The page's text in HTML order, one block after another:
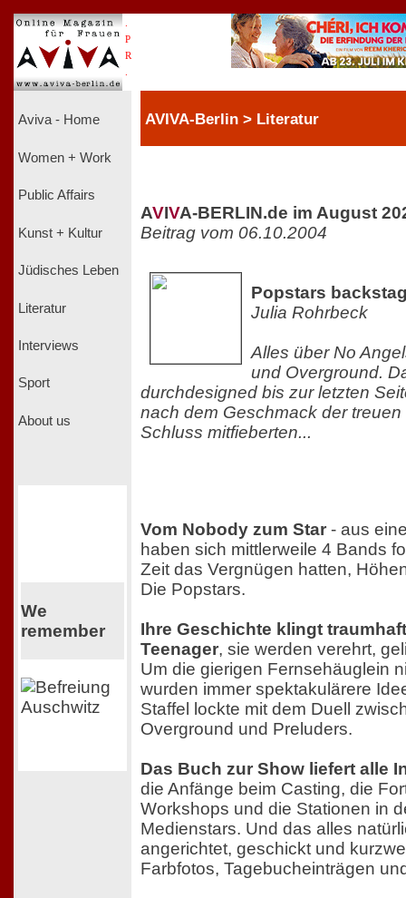
P
R
Aviva - Home
Women + Work
Public Affairs
Kunst + Kultur
Jüdisches Leben
Literatur
Interviews
Sport
About us
We
remember
AVIVA-Berlin > Literatur
AVIVA-BERLIN.de im August
Beitrag vom 06.10.2004
Popstars
Julia Rohrbeck
Alles über No
und Overground.
durchdesigned bis zur letzten
nach dem Geschmack der
Schluss mitfieberten...
Vom Nobody zum Star - aus
haben sich mittlerweile 4 Bands
Zeit das Vergnügen hatten,
Die Popstars.
Ihre Geschichte klingt
Teenager, sie werden verehrt,
Um die gierigen Fernsehäuglein
wurden immer spektakulärere
Staffel lockte mit dem Duell
Overground und Preluders.
Das Buch zur Show liefert alle
die Anfänge beim Casting, die
Workshops und die Stationen in
Medienstars. Und das alles
angerichtet, geschickt und
Farbfotos, Tagebucheinträgen